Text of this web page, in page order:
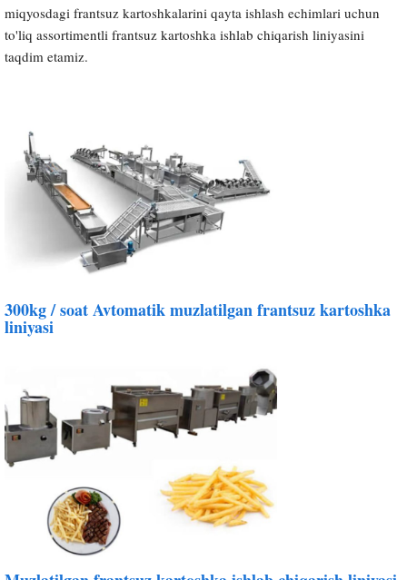
miqyosdagi frantsuz kartoshkalarini qayta ishlash echimlari uchun
to'liq assortimentli frantsuz kartoshka ishlab chiqarish liniyasini
taqdim etamiz.
300kg / soat Avtomatik muzlatilgan frantsuz kartoshka
liniyasi